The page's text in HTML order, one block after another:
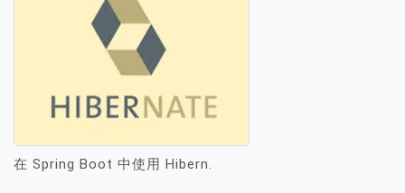
在 Spring Boot 中使用 Hibern.